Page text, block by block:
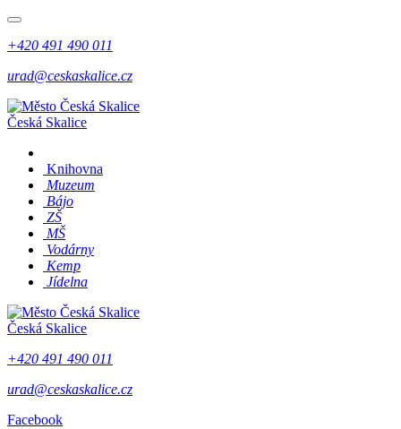
+420 491 490 011
urad@ceskaskalice.cz
Česká Skalice
Knihovna
Muzeum
Bájo
ZŠ
MŠ
Vodárny
Kemp
Jídelna
Česká Skalice
+420 491 490 011
urad@ceskaskalice.cz
Facebook